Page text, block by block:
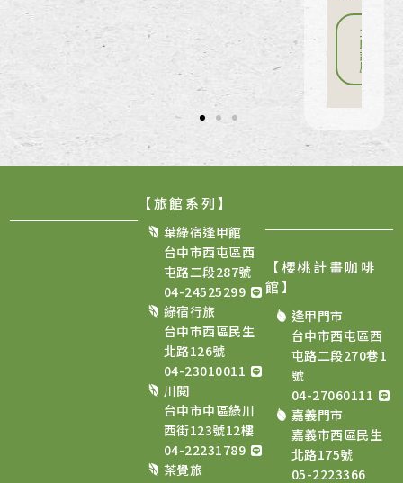
立
即
訂
房
【旅館系列】
葉綠宿逢甲館
台中市西屯區西
屯路二段287號
04-24525299
綠宿行旅
台中市西區民生
北路126號
04-23010011
川閱
台中市中區綠川
西街123號12樓
04-22231789
茶覺旅
【櫻桃計畫咖啡
館】
逢甲門市
台中市西屯區西
屯路二段270巷1
號
04-27060111
嘉義門市
嘉義市西區民生
北路175號
05-2223366